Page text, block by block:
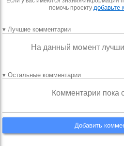
помочь проекту добавьте
▾ Лучшие комментарии
На данный момент
▾ Остальные комментарии
Комментарии пока
Добавить